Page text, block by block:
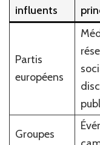
influents
Partis
européens
Groupes